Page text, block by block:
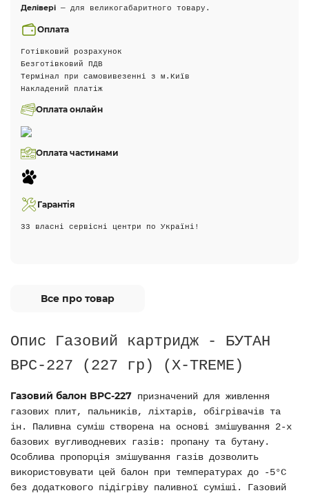
Делівері — для великогабаритного товару.
Оплата
Готівковий розрахунок
Безготівковий ПДВ
Термінал при самовивезенні з м.Київ
Накладений платіж
Оплата онлайн
Оплата частинами
Гарантія
33 власні сервісні центри по Україні!
Все про товар
Опис Газовий картридж - БУТАН
BPС-227 (227 гр) (X-TREME)
Газовий балон BPС-227 призначений для живлення
газових плит, пальників, ліхтарів, обігрівачів та
ін. Паливна суміш створена на основі змішування 2-х
базових вугливодневих газів: пропану та бутану.
Особлива пропорція змішування газів дозволить
використовувати цей балон при температурах до -5°С
без додаткового підігріву паливної суміші. Газовий